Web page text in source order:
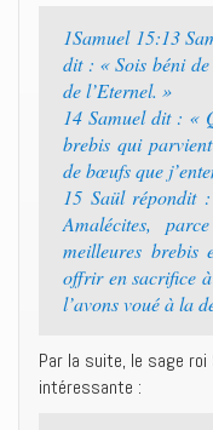
1Samuel 15:13
dit : « Sois béni
de l’Eternel. »
14 Samuel dit : «
brebis qui
de bœufs que
15 Saül répondit
Amalécites,
meilleures brebis
offrir en sacrifice
l’avons voué à la
Par la suite, le sage roi
intéressante :